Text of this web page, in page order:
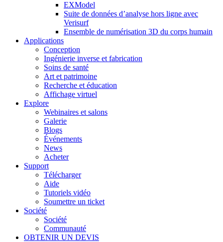
EXModel
Suite de données d’analyse hors ligne avec
Verisurf
Ensemble de numérisation 3D du corps humain
Applications
Conception
Ingénierie inverse et fabrication
Soins de santé
Art et patrimoine
Recherche et éducation
Affichage virtuel
Explore
Webinaires et salons
Galerie
Blogs
Événements
News
Acheter
Support
Télécharger
Aide
Tutoriels vidéo
Soumettre un ticket
Société
Société
Communauté
OBTENIR UN DEVIS